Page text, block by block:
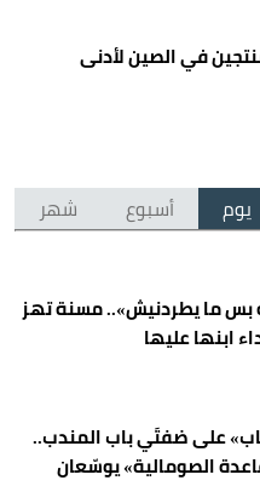
في الصين لأدنى
يوم أسبوع شهر
بس ما يطردنيش».. مسنة تهز
ابنها عليها
على ضفتَي باب المندب..
الصومالية» يوسّعان